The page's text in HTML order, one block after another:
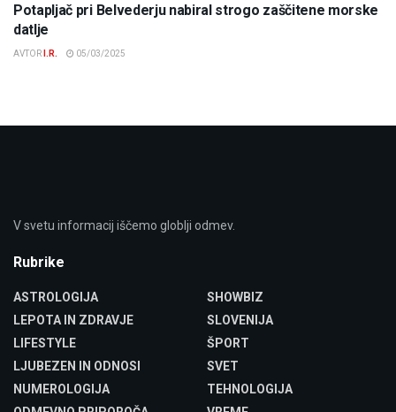
Potapljač pri Belvederju nabiral strogo zaščitene morske
datlje
AVTOR I.R. 05/03/2025
V svetu informacij iščemo globlji odmev.
Rubrike
ASTROLOGIJA
LEPOTA IN ZDRAVJE
LIFESTYLE
LJUBEZEN IN ODNOSI
NUMEROLOGIJA
SHOWBIZ
SLOVENIJA
ŠPORT
SVET
TEHNOLOGIJA